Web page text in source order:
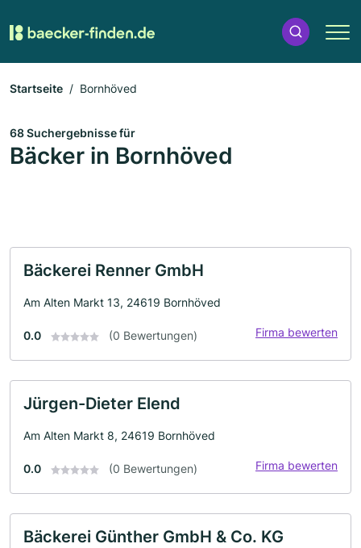
Startseite Bornhöved
68 Suchergebnisse für
Bäcker in Bornhöved
Bäckerei Renner GmbH
Am Alten Markt 13, 24619 Bornhöved
0.0 (0 Bewertungen) Firma bewerten
Jürgen-Dieter Elend
Am Alten Markt 8, 24619 Bornhöved
0.0 (0 Bewertungen) Firma bewerten
Bäckerei Günther GmbH & Co. KG